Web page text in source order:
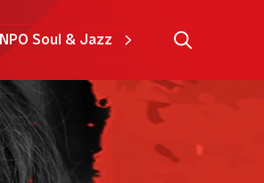
NPO Soul & Jazz